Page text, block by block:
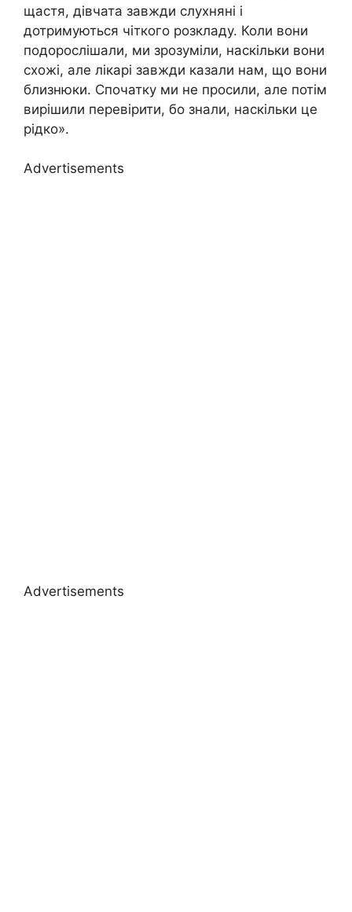
щастя, дівчата завжди слухняні і
дотримуються чіткого розкладу. Коли вони
подорослішали, ми зрозуміли, наскільки вони
схожі, але лікарі завжди казали нам, що вони
близнюки. Спочатку ми не просили, але потім
вирішили перевірити, бо знали, наскільки це
рідко».
Advertisements
Advertisements